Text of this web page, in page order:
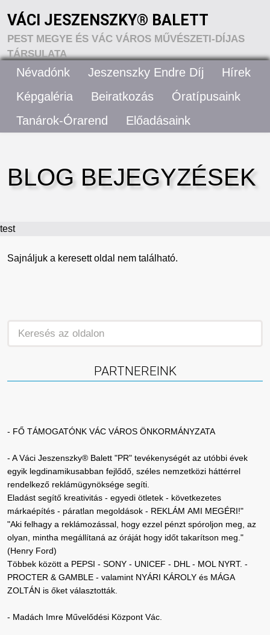
VÁCI JESZENSZKY® BALETT
PEST MEGYE ÉS VÁC VÁROS MŰVÉSZETI-DÍJAS
TÁRSULATA
VÁCI JESZENSZKY® BALETT – RÓLUNK
Névadónk Jeszenszky Endre Díj
Hírek
Képgaléria
Beiratkozás
Óratípusaink
Tanárok-Órarend
Előadásaink
BLOG BEJEGYZÉSEK
test
Sajnáljuk a keresett oldal nem található.
PARTNEREINK
- FŐ TÁMOGATÓNK VÁC VÁROS ÖNKORMÁNYZATA
- A Váci Jeszenszky® Balett "PR" tevékenységét az utóbbi évek
egyik legdinamikusabban fejlődő, széles nemzetközi háttérrel
rendelkező reklámügynöksége segíti.
Eladást segítő kreativitás - egyedi ötletek - következetes
márkaépítés - páratlan megoldások - REKLÁM AMI MEGÉRI!"
"Aki felhagy a reklámozással, hogy ezzel pénzt spóroljon meg, az
olyan, mintha megállítaná az óráját hogy időt takarítson meg."
(Henry Ford)
Többek között a PEPSI - SONY - UNICEF - DHL - MOL NYRT. -
PROCTER & GAMBLE - valamint NYÁRI KÁROLY és MÁGA
ZOLTÁN is őket választották.
- Madách Imre Művelődési Központ Vác.